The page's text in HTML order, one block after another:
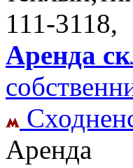
111-3118,
Аренда
Аренда